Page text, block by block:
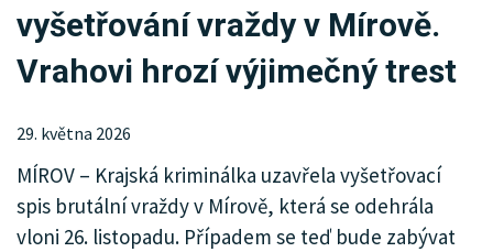
SPORT
KULTURA
SPOLEČNOST
HISTORIE
MHD
vyšetřování vraždy v Mírově.
Vrahovi hrozí výjimečný trest
29. května 2026
MÍROV – Krajská kriminálka uzavřela vyšetřovací
spis brutální vraždy v Mírově, která se odehrála
vloni 26. listopadu. Případem se teď bude zabývat